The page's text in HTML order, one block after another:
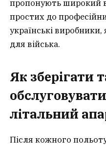
пропонують широкий
простих до
українські
для війська.
Як зберігати
літальний
Після кожного